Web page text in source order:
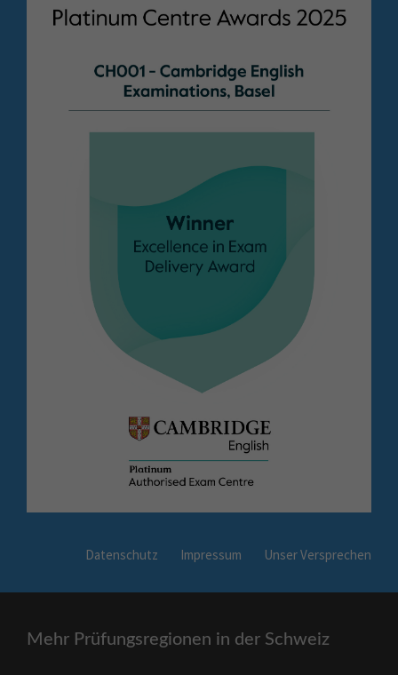
Datenschutz Impressum Unser Versprechen
Mehr Prüfungsregionen in der Schweiz